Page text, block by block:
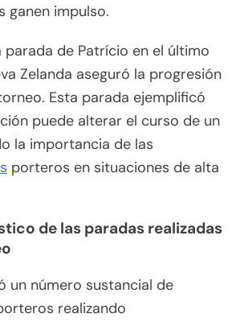
ganen impulso.
de Patrício en el último
Zelanda aseguró la progresión
Esta parada ejemplificó
puede alterar el curso de un
la importancia de las
porteros en situaciones de alta
de las paradas realizadas
un número sustancial de
realizando